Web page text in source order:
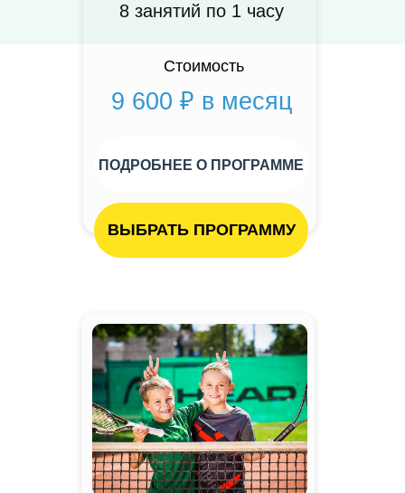
8 занятий по 1 часу
Стоимость
9 600 ₽ в месяц
ВЫБРАТЬ ПРОГРАММУ
ПОДРОБНЕЕ О ПРОГРАММЕ